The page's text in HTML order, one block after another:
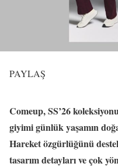
PAYLAŞ
Comeup, SS’26
giyimi günlük yaşamın
Hareket özgürlüğünü
tasarım detayları ve çok